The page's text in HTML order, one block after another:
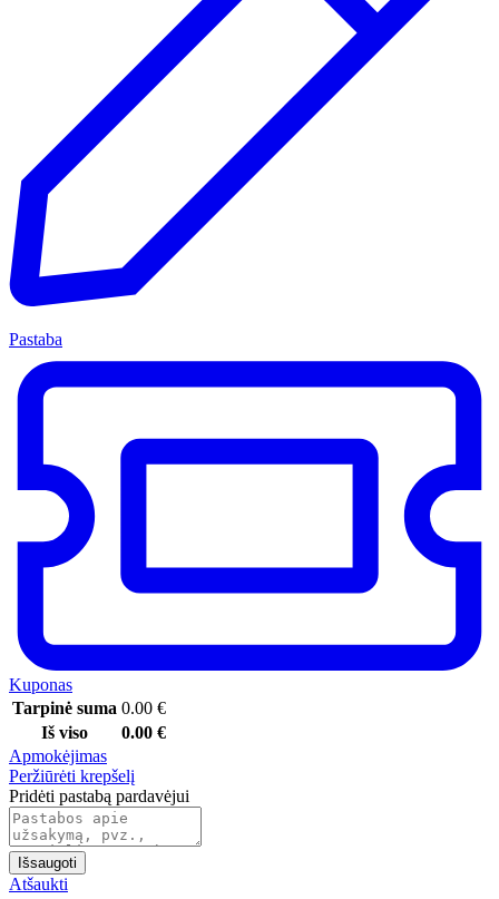
Pastaba
Kuponas
Tarpinė suma 0.00 €
Iš viso
0.00 €
Apmokėjimas
Peržiūrėti krepšelį
Pridėti pastabą pardavėjui
Išsaugoti
Atšaukti